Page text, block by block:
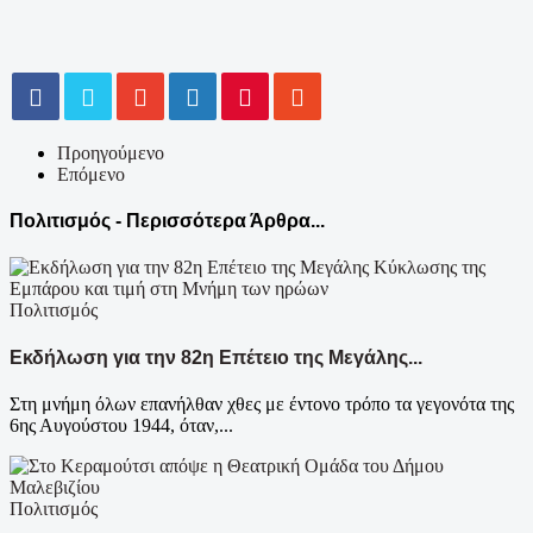
Προηγούμενο
Επόμενο
Πολιτισμός - Περισσότερα Άρθρα...
Πολιτισμός
Εκδήλωση για την 82η Επέτειο της Μεγάλης...
Στη μνήμη όλων επανήλθαν χθες με έντονο τρόπο τα γεγονότα της
6ης Αυγούστου 1944, όταν,...
Πολιτισμός